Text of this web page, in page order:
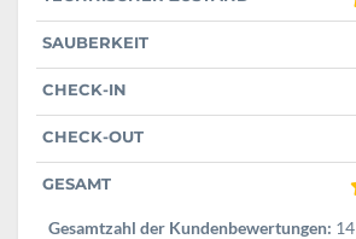
SAUBERKEIT
CHECK-IN
CHECK-OUT
GESAMT
Gesamtzahl der Kundenbewertungen: 14